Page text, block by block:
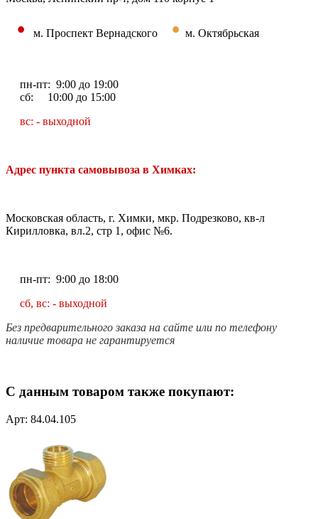
• м. Проспект Вернадского • м. Октябрьская
пн-пт: 9:00 до 19:00
сб: 10:00 до 15:00
вс: - выходной
Адрес пункта самовывоза в Химках:
Московская область, г. Химки, мкр. Подрезково, кв-л
Кирилловка, вл.2, стр 1, офис №6.
пн-пт: 9:00 до 18:00
сб, вс: - выходной
Без предварительного заказа на сайте или по телефону
наличие товара не гарантируется
С данным товаром также покупают:
Арт: 84.04.105